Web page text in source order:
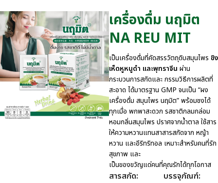
เครื่องดื่ม นฤมิต
NA REU MIT
เป็นเครื่องดื่มที่คัดสรรวัตถุดิบสมุนไพร ขิง
เห็ดหูหนูดำ และพุทราจีน ผ่าน
กระบวนการสกัดและ กรรมวิธีการผลิตที่
สะอาด ได้มาตรฐาน GMP จนเป็น “ผง
เครื่องดื่ม สมุนไพร นฤมิต” พร้อมชงได้
ทุกเมื่อ พกพาสะดวก รสชาติกลมกล่อม
หอมกลิ่นสมุนไพร ปราศจากน้ำตาล ใช้สาร
ให้ความหวานแทนสาสารสกัดจาก หญ้า
หวาน และอีริทริทอล เหมาะสำหรับคนที่รัก
สุขภาพ และ
เป็นของขวัญแด่คนที่คุณรักได้ทุกโอกาส
สารสกัด:
บรรจุภัณฑ์: